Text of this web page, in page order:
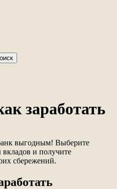
заработать
выгодным! Выберите
и получите
сбережений.